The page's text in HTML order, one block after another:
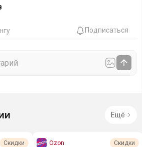
Подписаться
Ещё
Скидки Ozon Скидки